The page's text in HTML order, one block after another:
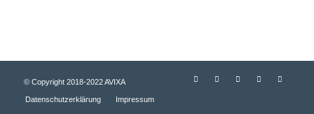
© Copyright 2018-2022 AVIXA
Datenschutzerklärung Impressum